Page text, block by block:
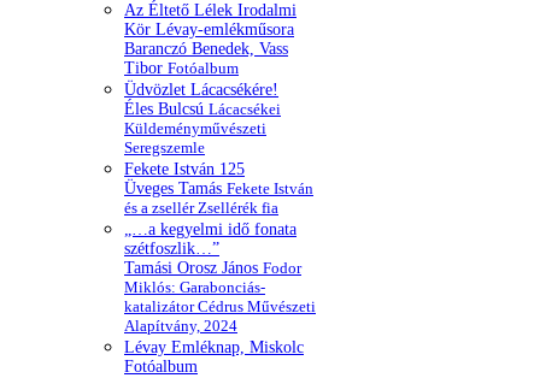
Az Éltető Lélek Irodalmi
Kör Lévay-emlékműsora
Baranczó Benedek, Vass
Tibor Fotóalbum
Üdvözlet Lácacsékére!
Éles Bulcsú Lácacsékei
Küldeményművészeti
Seregszemle
Fekete István 125
Üveges Tamás Fekete István
és a zsellér Zsellérék fia
„…a kegyelmi idő fonata
szétfoszlik…”
Tamási Orosz János Fodor
Miklós: Garabonciás-
katalizátor Cédrus Művészeti
Alapítvány, 2024
Lévay Emléknap, Miskolc
Fotóalbum